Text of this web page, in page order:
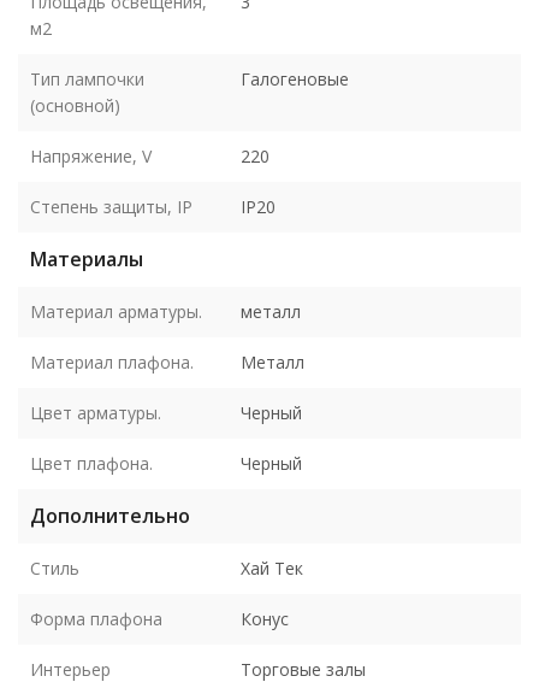
м2
Тип лампочки
(основной)
Галогеновые
Напряжение, V 220
Степень защиты, IP IP20
Материалы
Материал арматуры. металл
Материал плафона. Металл
Цвет арматуры. Черный
Цвет плафона. Черный
Дополнительно
Стиль Хай Тек
Форма плафона Конус
Интерьер Торговые залы